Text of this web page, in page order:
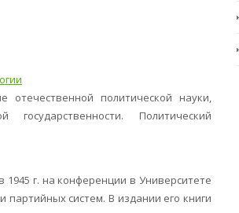
отечественной политической науки,
государственности. Политический
г. на конференции в Университете
систем. В издании его книги